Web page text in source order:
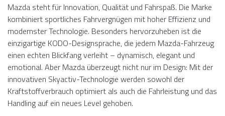
Mazda steht für Innovation, Qualität und Fahrspaß. Die Marke
kombiniert sportliches Fahrvergnügen mit hoher Effizienz und
modernster Technologie. Besonders hervorzuheben ist die
einzigartige KODO-Designsprache, die jedem Mazda-Fahrzeug
einen echten Blickfang verleiht – dynamisch, elegant und
emotional. Aber Mazda überzeugt nicht nur im Design: Mit der
innovativen Skyactiv-Technologie werden sowohl der
Kraftstoffverbrauch optimiert als auch die Fahrleistung und das
Handling auf ein neues Level gehoben.